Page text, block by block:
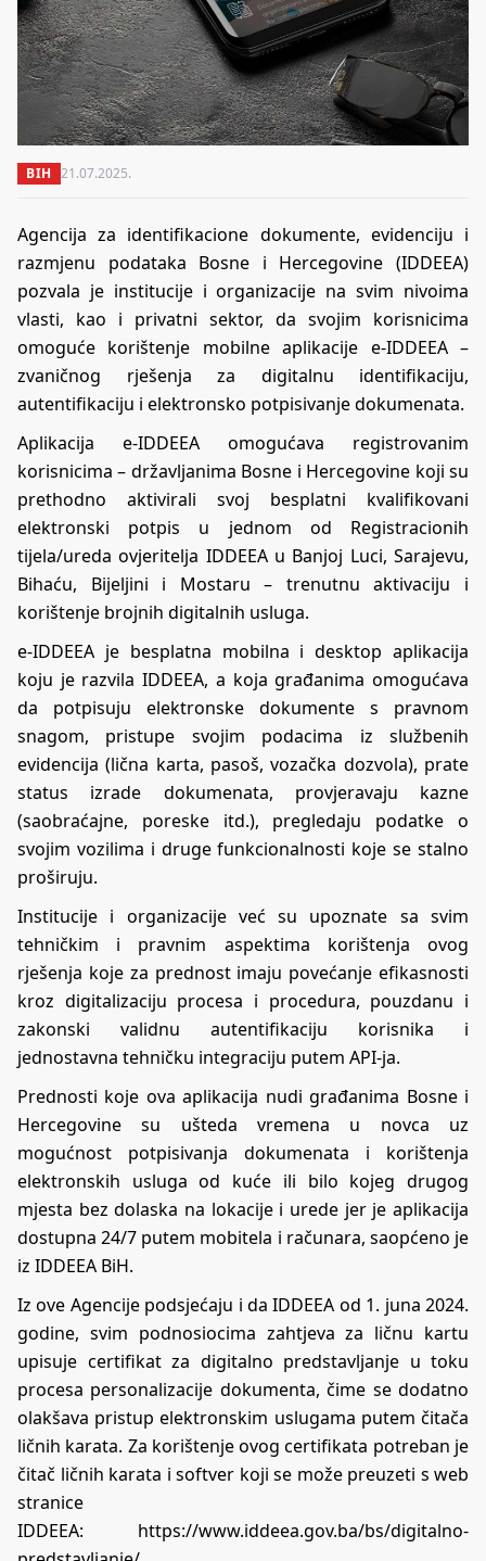
BIH 21.07.2025.
Agencija za identifikacione dokumente, evidenciju i
razmjenu podataka Bosne i Hercegovine (IDDEEA)
pozvala je institucije i organizacije na svim nivoima
vlasti, kao i privatni sektor, da svojim korisnicima
omoguće korištenje mobilne aplikacije e-IDDEEA –
zvaničnog rješenja za digitalnu identifikaciju,
autentifikaciju i elektronsko potpisivanje dokumenata.
Aplikacija e-IDDEEA omogućava registrovanim
korisnicima – državljanima Bosne i Hercegovine koji su
prethodno aktivirali svoj besplatni kvalifikovani
elektronski potpis u jednom od Registracionih
tijela/ureda ovjeritelja IDDEEA u Banjoj Luci, Sarajevu,
Bihaću, Bijeljini i Mostaru – trenutnu aktivaciju i
korištenje brojnih digitalnih usluga.
e-IDDEEA je besplatna mobilna i desktop aplikacija
koju je razvila IDDEEA, a koja građanima omogućava
da potpisuju elektronske dokumente s pravnom
snagom, pristupe svojim podacima iz službenih
evidencija (lična karta, pasoš, vozačka dozvola), prate
status izrade dokumenata, provjeravaju kazne
(saobraćajne, poreske itd.), pregledaju podatke o
svojim vozilima i druge funkcionalnosti koje se stalno
proširuju.
Institucije i organizacije već su upoznate sa svim
tehničkim i pravnim aspektima korištenja ovog
rješenja koje za prednost imaju povećanje efikasnosti
kroz digitalizaciju procesa i procedura, pouzdanu i
zakonski validnu autentifikaciju korisnika i
jednostavna tehničku integraciju putem API-ja.
Prednosti koje ova aplikacija nudi građanima Bosne i
Hercegovine su ušteda vremena u novca uz
mogućnost potpisivanja dokumenata i korištenja
elektronskih usluga od kuće ili bilo kojeg drugog
mjesta bez dolaska na lokacije i urede jer je aplikacija
dostupna 24/7 putem mobitela i računara, saopćeno je
iz IDDEEA BiH.
Iz ove Agencije podsjećaju i da IDDEEA od 1. juna 2024.
godine, svim podnosiocima zahtjeva za ličnu kartu
upisuje certifikat za digitalno predstavljanje u toku
procesa personalizacije dokumenta, čime se dodatno
olakšava pristup elektronskim uslugama putem čitača
ličnih karata. Za korištenje ovog certifikata potreban je
čitač ličnih karata i softver koji se može preuzeti s web
stranice
IDDEEA: https://www.iddeea.gov.ba/bs/digitalno-